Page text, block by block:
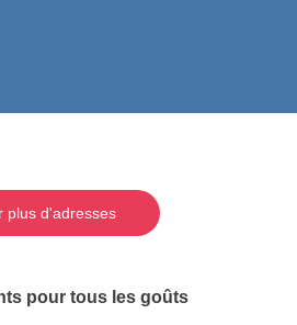
plus d'adresses
pour tous les goûts